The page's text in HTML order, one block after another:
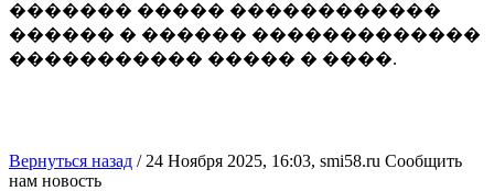
������� ����� ������������
������ � ������ �������������
����������� ����� � ����.
Вернуться назад / 24 Ноября 2025, 16:03, smi58.ru Сообщить
нам новость